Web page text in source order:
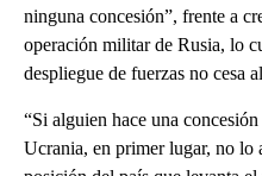
ninguna concesión”, frente a
operación militar de Rusia, lo
despliegue de fuerzas no cesa
“Si alguien hace una
Ucrania, en primer lugar, no lo